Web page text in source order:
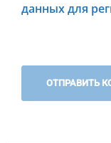
данных для